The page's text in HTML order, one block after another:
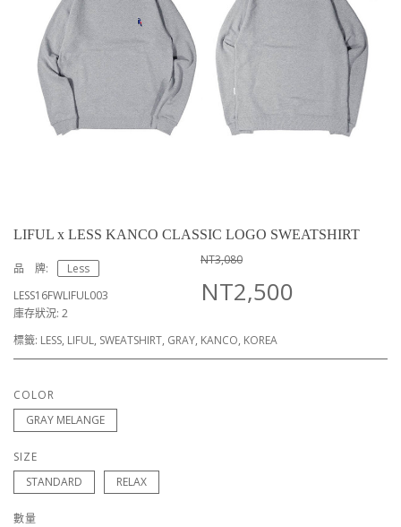
LIFUL x LESS KANCO CLASSIC LOGO SWEATSHIRT
品 牌:
Less
LESS16FWLIFUL003
庫存狀況: 2
NT3,080
NT2,500
標籤: LESS, LIFUL, SWEATSHIRT, GRAY, KANCO, KOREA
COLOR
GRAY MELANGE
SIZE
STANDARD
RELAX
數量